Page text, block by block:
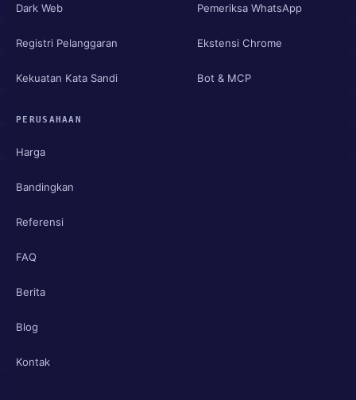
Dark Web
Registri Pelanggaran
Kekuatan Kata Sandi
Pemeriksa WhatsApp
Ekstensi Chrome
Bot & MCP
PERUSAHAAN
Harga
Bandingkan
Referensi
FAQ
Berita
Blog
Kontak